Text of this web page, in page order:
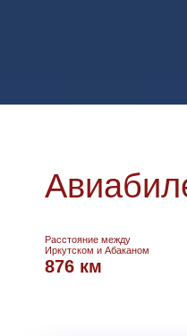
Расстояние между
Иркутском и Абаканом
876 км